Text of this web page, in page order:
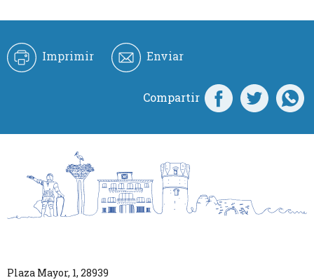
Imprimir Enviar
Compartir
Plaza Mayor, 1, 28939